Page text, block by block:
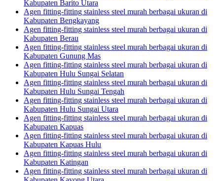
Kabupaten Barito Utara
Agen fitting-fitting stainless steel murah berbagai ukuran di
Kabupaten Bengkayang
Agen fitting-fitting stainless steel murah berbagai ukuran di
Kabupaten Berau
Agen fitting-fitting stainless steel murah berbagai ukuran di
Kabupaten Gunung Mas
Agen fitting-fitting stainless steel murah berbagai ukuran di
Kabupaten Hulu Sungai Selatan
Agen fitting-fitting stainless steel murah berbagai ukuran di
Kabupaten Hulu Sungai Tengah
Agen fitting-fitting stainless steel murah berbagai ukuran di
Kabupaten Hulu Sungai Utara
Agen fitting-fitting stainless steel murah berbagai ukuran di
Kabupaten Kapuas
Agen fitting-fitting stainless steel murah berbagai ukuran di
Kabupaten Kapuas Hulu
Agen fitting-fitting stainless steel murah berbagai ukuran di
Kabupaten Katingan
Agen fitting-fitting stainless steel murah berbagai ukuran di